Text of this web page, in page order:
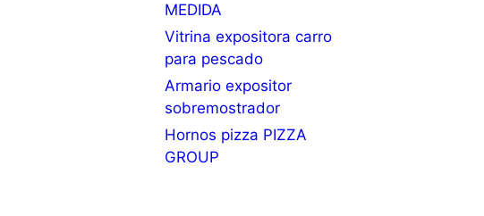
MEDIDA
Vitrina expositora carro
para pescado
Armario expositor
sobremostrador
Hornos pizza PIZZA
GROUP